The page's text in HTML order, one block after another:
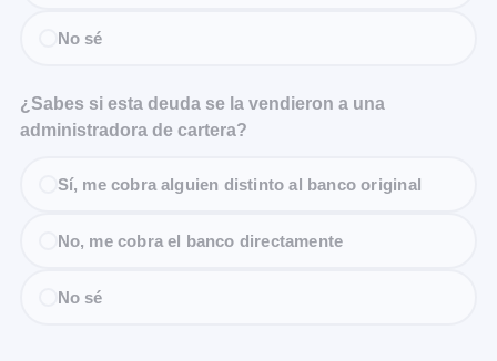
No sé
¿Sabes si esta deuda se la vendieron a una
administradora de cartera?
Sí, me cobra alguien distinto al banco original
No, me cobra el banco directamente
No sé